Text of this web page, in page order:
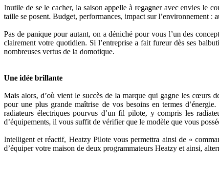
Inutile de se le cacher, la saison appelle à regagner avec envies le
taille se posent. Budget, performances, impact sur l’environnement
Pas de panique pour autant, on a déniché pour vous l’un des
clairement votre quotidien. Si l’entreprise a fait fureur dès ses
nombreuses vertus de la domotique.
Une idée brillante
Mais alors, d’où vient le succès de la marque qui gagne les cœurs
pour une plus grande maîtrise de vos besoins en termes
radiateurs électriques pourvus d’un fil pilote, y compris les
d’équipements, il vous suffit de vérifier que le modèle que vous
Intelligent et réactif, Heatzy Pilote vous permettra ainsi de «
d’équiper votre maison de deux programmateurs Heatzy et ainsi,